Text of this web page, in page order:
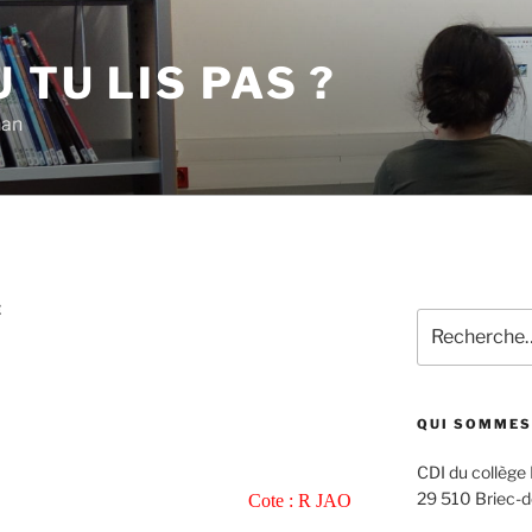
TU LIS PAS ?
Cote : R JAO
pour
:
QUI
CDI du
29 510 Briec-